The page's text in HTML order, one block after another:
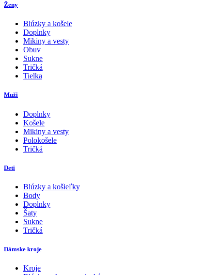
Ženy
Blúzky a košele
Doplnky
Mikiny a vesty
Obuv
Sukne
Tričká
Tielka
Muži
Doplnky
Košele
Mikiny a vesty
Polokošele
Tričká
Deti
Blúzky a košieľky
Body
Doplnky
Šaty
Sukne
Tričká
Dámske kroje
Kroje